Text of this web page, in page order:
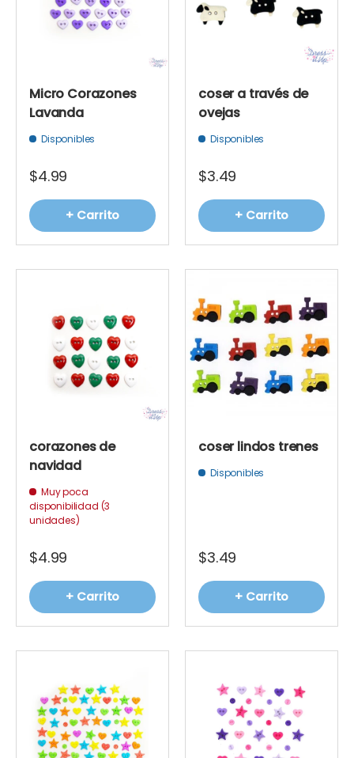
Micro Corazones
Lavanda
Disponibles
$4.99
+ Carrito
coser a través de
ovejas
Disponibles
$3.49
+ Carrito
corazones de
navidad
Muy poca
disponibilidad (3
unidades)
$4.99
+ Carrito
coser lindos trenes
Disponibles
$3.49
+ Carrito